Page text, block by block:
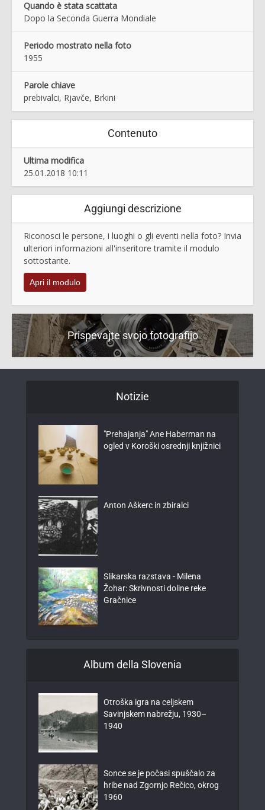
Quando è stata scattata
Dopo la Seconda Guerra Mondiale
Periodo mostrato nella foto
1955
Parole chiave
prebivalci, Rjavče, Brkini
Contenuto
Ultima modifica
25.01.2018 10:11
Aggiungi descrizione
Riconosci le persone, i luoghi o gli eventi nella foto? Invia
ulteriori informazioni all'inseritore tramite il modulo
sottostante.
Apri il modulo
Prispevajte svojo fotografijo
Notizie
"Prehajanja" Ane Haberman na
ogled v Koroški osrednji knjižnici
Anton Aškerc in zbiralci
Slikarska razstava - Milena
Žohar: Skrivnosti doline reke
Gračnice
Album della Slovenia
Otroška igra na celjskem
Savinjskem nabrežju, 1930–
1940
Sonce se je počasi spuščalo za
hribe nad Zgornjo Rečico, okrog
1960